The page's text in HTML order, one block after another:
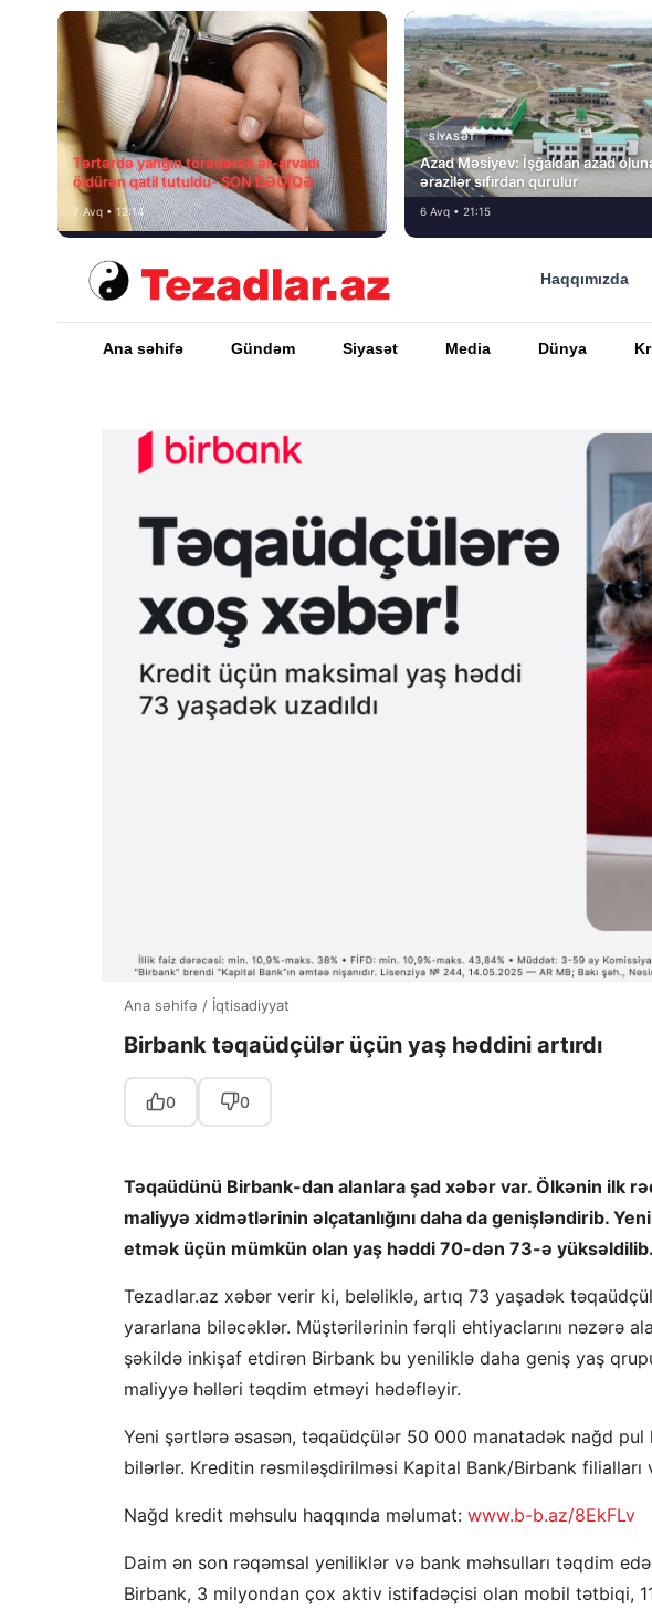
Tərtərdə yanğın törədərək ər-arvadı
öldürən qatil tutuldu- SON DƏQİQƏ
7 Avq • 12:14
SIYASƏT
Azad Məsiyev: İşğaldan azad
ərazilər sıfırdan qurulur
6 Avq • 21:15
Haqqımızda
Ana səhifə Gündəm Siyasət Media Dünya
Ana səhifə / İqtisadiyyat
Birbank təqaüdçülər üçün yaş həddini artırdı
0 0
Təqaüdünü Birbank-dan alanlara şad xəbər var. Ölkənin ilk
maliyyə xidmətlərinin əlçatanlığını daha da genişləndirib.
etmək üçün mümkün olan yaş həddi 70-dən 73-ə yüksəldilib.
Tezadlar.az xəbər verir ki, beləliklə, artıq 73 yaşadək
yararlana biləcəklər. Müştərilərinin fərqli ehtiyaclarını nəzərə
şəkildə inkişaf etdirən Birbank bu yeniliklə daha geniş yaş
maliyyə həlləri təqdim etməyi hədəfləyir.
Yeni şərtlərə əsasən, təqaüdçülər 50 000 manatadək nağd
bilərlər. Kreditin rəsmiləşdirilməsi Kapital Bank/Birbank
Nağd kredit məhsulu haqqında məlumat: www.b-b.az/8EkFLv
Daim ən son rəqəmsal yeniliklər və bank məhsulları təqdim
Birbank, 3 milyondan çox aktiv istifadəçisi olan mobil tətbiqi,